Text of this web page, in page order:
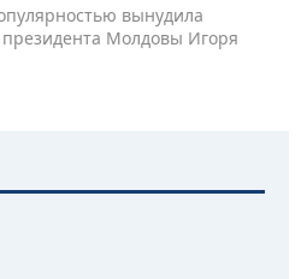
вынудила
Молдовы Игоря